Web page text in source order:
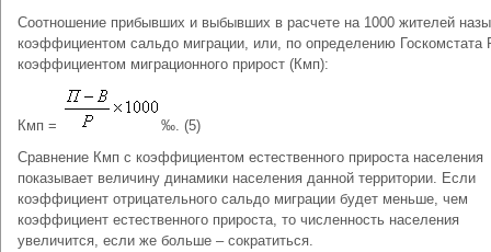
Соотношение прибывших и выбывших в расчете на 1000 жителей
коэффициентом сальдо миграции, или, по определению Госкомстата
коэффициентом миграционного прирост (Кмп):
Кмп =
‰. (5)
Сравнение Кмп с коэффициентом естественного прироста населения
показывает величину динамики населения данной территории. Если
коэффициент отрицательного сальдо миграции будет меньше, чем
коэффициент естественного прироста, то численность населения
увеличится, если же больше – сократиться.